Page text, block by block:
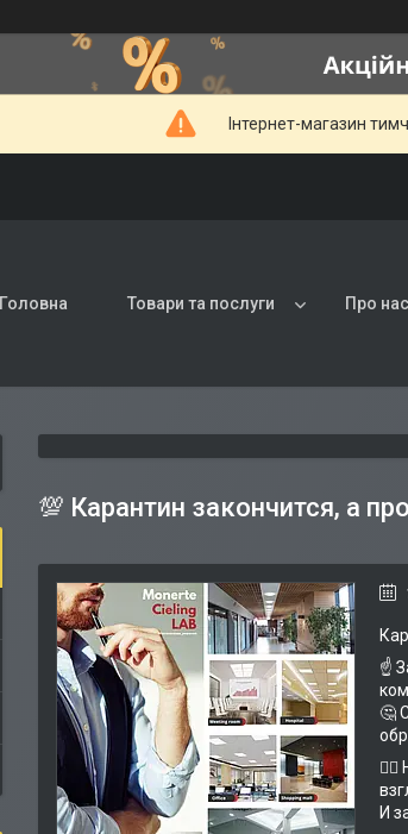
Інтернет-магазин
Головна Товари та послуги Про нас
💯 Карантин закончится, а
☝️
🤔
И